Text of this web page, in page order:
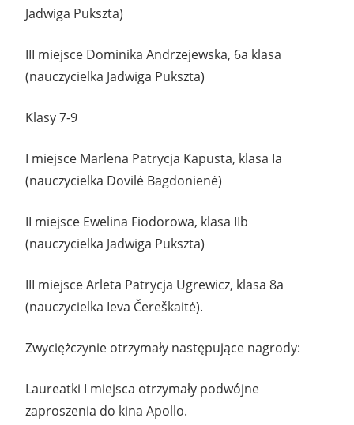
Jadwiga Pukszta)
III miejsce Dominika Andrzejewska, 6a klasa
(nauczycielka Jadwiga Pukszta)
Klasy 7-9
I miejsce Marlena Patrycja Kapusta, klasa Ia
(nauczycielka Dovilė Bagdonienė)
II miejsce Ewelina Fiodorowa, klasa IIb
(nauczycielka Jadwiga Pukszta)
III miejsce Arleta Patrycja Ugrewicz, klasa 8a
(nauczycielka Ieva Čereškaitė).
Zwyciężczynie otrzymały następujące nagrody:
Laureatki I miejsca otrzymały podwójne
zaproszenia do kina Apollo.